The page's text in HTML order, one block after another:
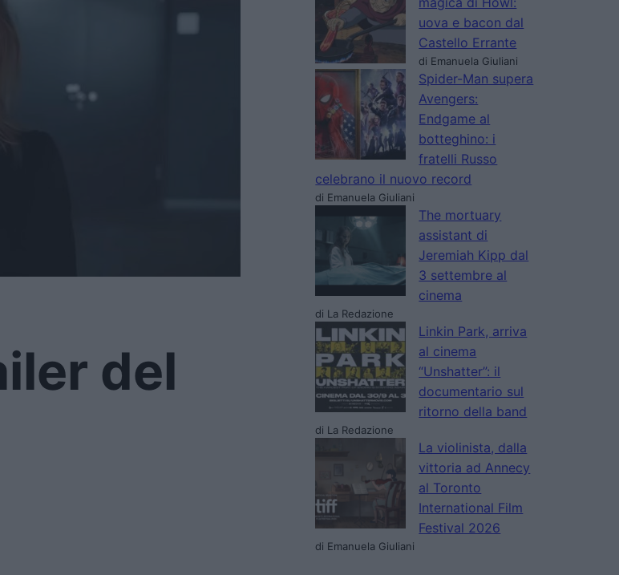
del
uova e bacon dal
Castello Errante
di Emanuela Giuliani
Spider-Man supera
Avengers:
Endgame al
botteghino: i
fratelli Russo
celebrano il nuovo record
di Emanuela Giuliani
The mortuary
assistant di
Jeremiah Kipp dal
3 settembre al
cinema
di La Redazione
Linkin Park, arriva
al cinema
“Unshatter”: il
documentario sul
ritorno della band
di La Redazione
La violinista, dalla
vittoria ad Annecy
al Toronto
International Film
Festival 2026
di Emanuela Giuliani